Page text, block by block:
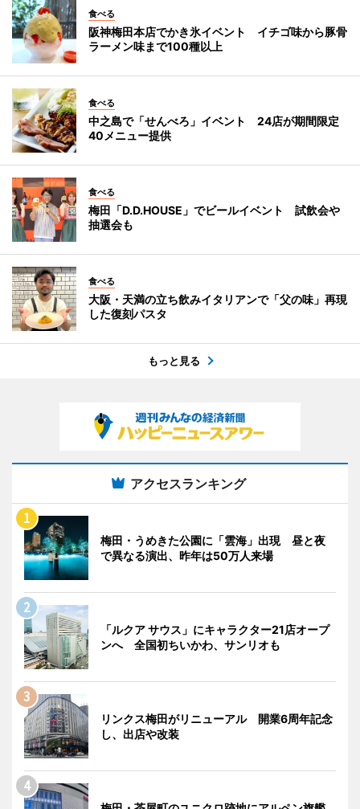
食べる
阪神梅田本店でかき氷イベント イチゴ味から豚骨
ラーメン味まで100種以上
食べる
中之島で「せんべろ」イベント 24店が期間限定
40メニュー提供
食べる
梅田「D.D.HOUSE」でビールイベント 試飲会や
抽選会も
食べる
大阪・天満の立ち飲みイタリアンで「父の味」再現
した復刻パスタ
もっと見る
アクセスランキング
梅田・うめきた公園に「雲海」出現 昼と夜
で異なる演出、昨年は50万人来場
「ルクア サウス」にキャラクター21店オープ
ンへ 全国初ちいかわ、サンリオも
リンクス梅田がリニューアル 開業6周年記念
し、出店や改装